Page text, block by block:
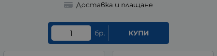
Доставка и плащане
бр. КУПИ